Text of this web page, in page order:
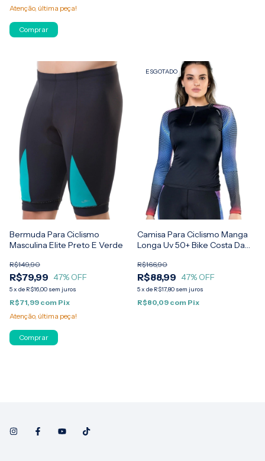
Atenção, última peça!
Comprar
Bermuda Para Ciclismo
Masculina Elite Preto E Verde
R$79,99
R$149,90
47% OFF
5x de R$16,00 sem juros
R$71,99 com Pix
Atenção, última peça!
Comprar
ESGOTADO
Camisa Para Ciclismo Manga
Longa Uv 50+ Bike Costa Da
R$88,99
R$166,90
47% OFF
5x de R$17,80 sem juros
R$80,09 com Pix